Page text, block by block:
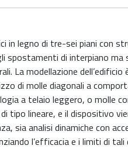
legno di tre-sei piani con
spostamenti di interpiano
La modellazione
di molle diagonali a
a telaio leggero, o molle
tipo lineare, e il dispositivo
sia analisi dinamiche con
l’efficacia e i limiti di